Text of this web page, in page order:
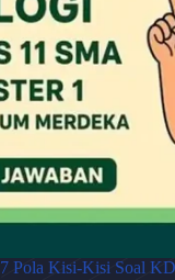
7 Pola Kisi-Kisi Soal